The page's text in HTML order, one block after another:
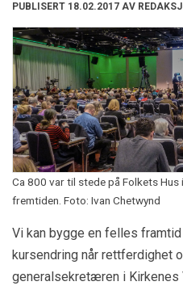
PUBLISERT 18.02.2017 AV
Ca 800 var til stede på Folkets
fremtiden. Foto: Ivan Chetwynd
Vi kan bygge en felles
kursendring når rettferdighet
generalsekretæren i Kirkenes